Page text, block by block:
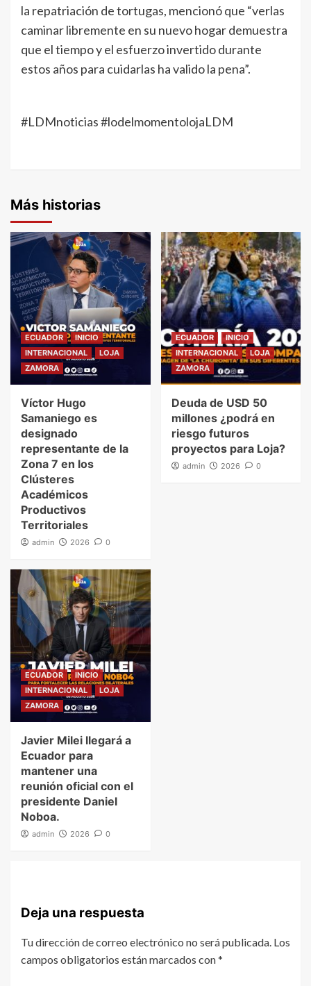
la repatriación de tortugas, mencionó que “verlas
caminar libremente en su nuevo hogar demuestra
que el tiempo y el esfuerzo invertido durante
estos años para cuidarlas ha valido la pena”.
#LDMnoticias #lodelmomentolojaLDM
Más historias
ECUADOR
INICIO
INTERNACIONAL
LOJA
ZAMORA
Víctor Hugo
Samaniego es
designado
representante de la
Zona 7 en los
Clústeres
Académicos
Productivos
Territoriales
admin 2026 0
ECUADOR
INICIO
INTERNACIONAL
LOJA
ZAMORA
Deuda de USD 50
millones ¿podrá en
riesgo futuros
proyectos para Loja?
admin 2026 0
ECUADOR
INICIO
INTERNACIONAL
LOJA
ZAMORA
Javier Milei llegará a
Ecuador para
mantener una
reunión oficial con el
presidente Daniel
Noboa.
admin 2026 0
Deja una respuesta
Tu dirección de correo electrónico no será publicada. Los
campos obligatorios están marcados con*